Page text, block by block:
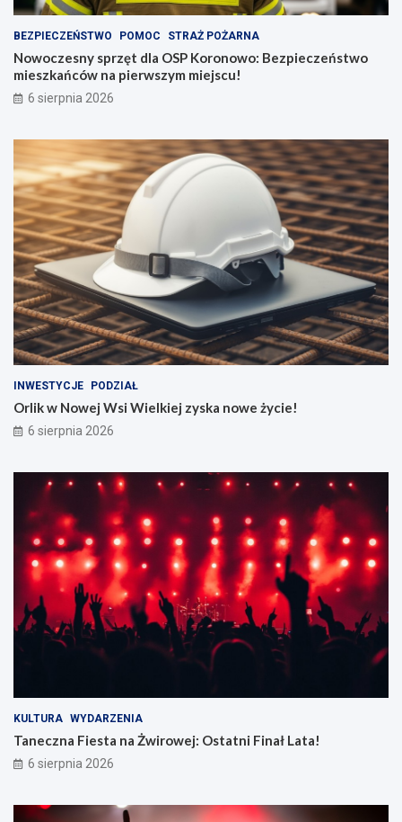
BEZPIECZEŃSTWO POMOC STRAŻ POŻARNA
Nowoczesny sprzęt dla OSP Koronowo: Bezpieczeństwo
mieszkańców na pierwszym miejscu!
6 sierpnia 2026
INWESTYCJE PODZIAŁ
Orlik w Nowej Wsi Wielkiej zyska nowe życie!
6 sierpnia 2026
KULTURA WYDARZENIA
Taneczna Fiesta na Żwirowej: Ostatni Finał Lata!
6 sierpnia 2026